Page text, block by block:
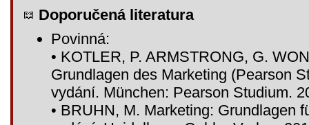
Doporučená literatura
Povinná:
• KOTLER, P. ARMSTRONG, G.
Grundlagen des Marketing (Pearson
vydání. München: Pearson Studium.
• BRUHN, M. Marketing: Grundlagen